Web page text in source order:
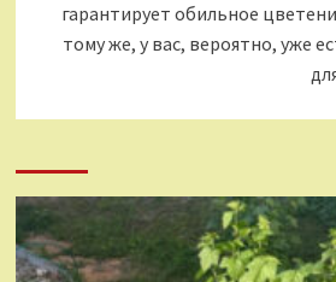
гарантирует обильное
тому же, у вас, вероятно, уже